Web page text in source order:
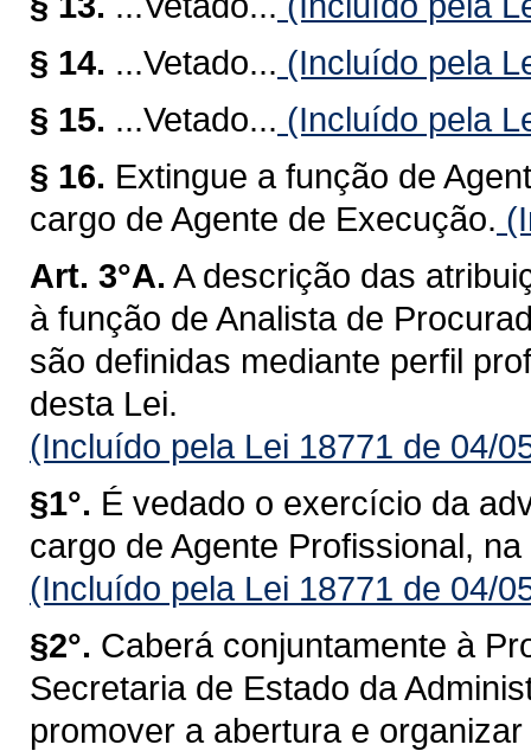
§ 14. ...Vetado... (Incluído pela
§ 15. ...Vetado... (Incluído pela
§ 16. Extingue a função de
cargo de Agente de Execução.
Art. 3°A. A descrição das
à função de Analista de
são definidas mediante perfil
desta Lei.
(Incluído pela Lei 18771 de 04/
§1°. É vedado o exercício da
cargo de Agente Profissional,
(Incluído pela Lei 18771 de 04/
§2°. Caberá conjuntamente à
Secretaria de Estado da
promover a abertura e